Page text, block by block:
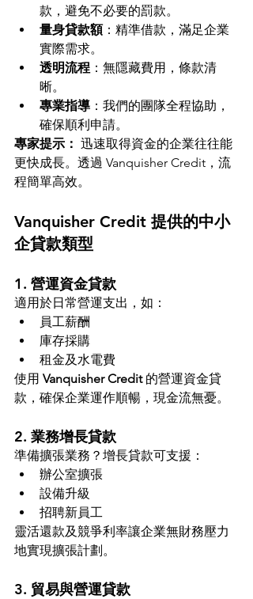
款，避免不必要的罰款。
量身貸款額：精準借款，滿足企業
實際需求。
透明流程 ：無隱藏費用，條款清
晰。
專業指導 ：我們的團隊全程協助，
確保順利申請。
專家提示： 迅速取得資金的企業往往能
更快成長。透過 Vanquisher Credit，流
程簡單高效。
Vanquisher Credit 提供的中小
企貸款類型
1. 營運資金貸款
適用於日常營運支出，如：
員工薪酬
庫存採購
租金及水電費
使用 Vanquisher Credit 的營運資金貸
款，確保企業運作順暢，現金流無憂。
2. 業務增長貸款
準備擴張業務？增長貸款可支援：
辦公室擴張
設備升級
招聘新員工
靈活還款及競爭利率讓企業無財務壓力
地實現擴張計劃。
3. 貿易與營運貸款